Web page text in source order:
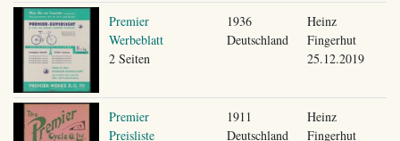
Premier
Werbeblatt
2 Seiten
1936
Deutschland
Heinz
Fingerhut
25.12.2019
Premier
Preisliste
1911
Deutschland
Heinz
Fingerhut